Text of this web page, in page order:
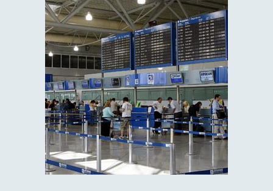
w
Atenach
–
informacje
praktyczne